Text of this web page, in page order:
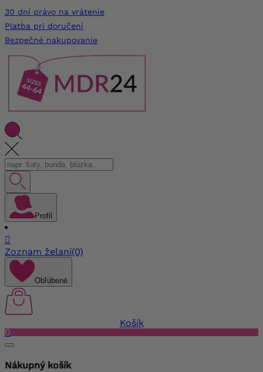
30 dní právo na vrátenie
Platba pri doručení
Bezpečné nakupovanie
Profil

Zoznam želaní(0)
Obľúbené
Košík
0
Nákupný košík